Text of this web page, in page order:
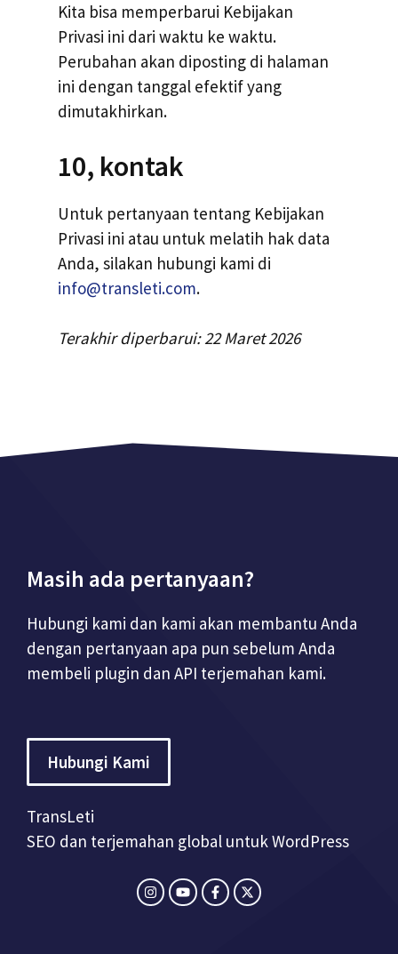
Kita bisa memperbarui Kebijakan
Privasi ini dari waktu ke waktu.
Perubahan akan diposting di halaman
ini dengan tanggal efektif yang
dimutakhirkan.
10, kontak
Untuk pertanyaan tentang Kebijakan
Privasi ini atau untuk melatih hak data
Anda, silakan hubungi kami di
info@transleti.com.
Terakhir diperbarui: 22 Maret 2026
Masih ada pertanyaan?
Hubungi kami dan kami akan membantu Anda
dengan pertanyaan apa pun sebelum Anda
membeli plugin dan API terjemahan kami.
Hubungi Kami
TransLeti
SEO dan terjemahan global untuk WordPress